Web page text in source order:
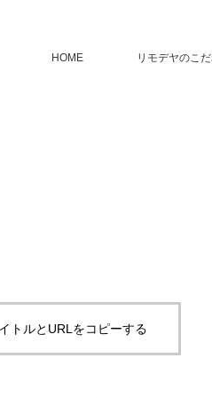
HOME リモデヤのこだ
トルとURLをコピーする